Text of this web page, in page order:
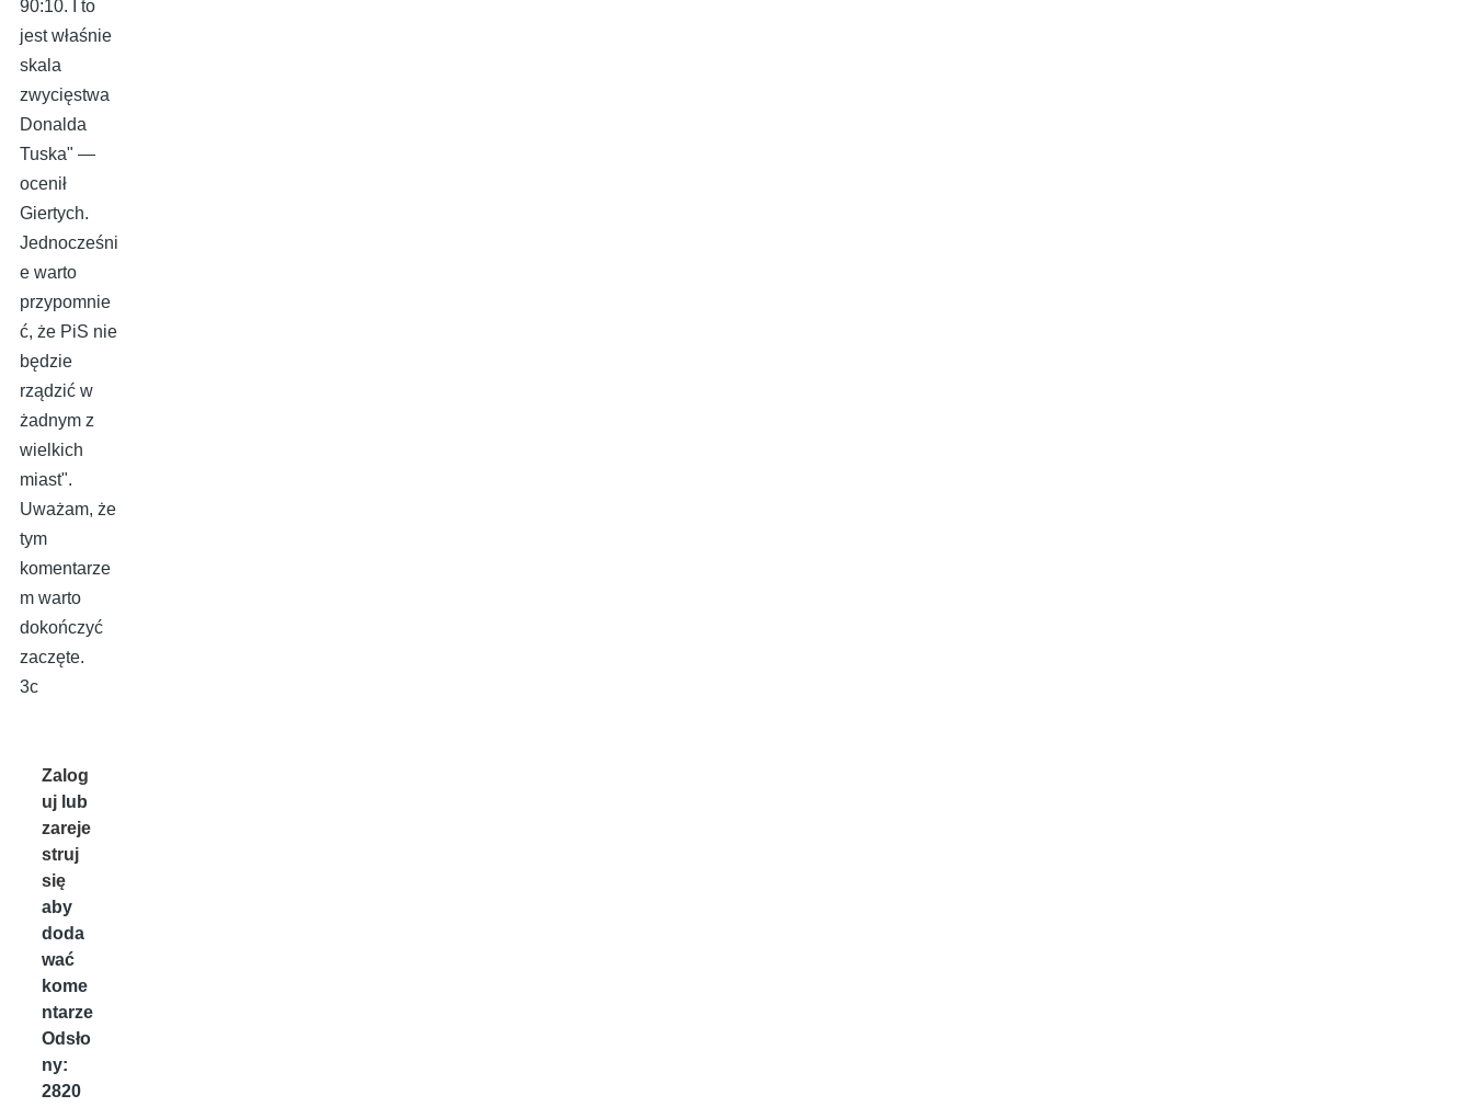
90:10. I to
jest właśnie
skala
zwycięstwa
Donalda
Tuska" —
ocenił
Giertych.
Jednocześni
e warto
przypomnie
ć, że PiS nie
będzie
rządzić w
żadnym z
wielkich
miast".
Uważam, że
tym
komentarze
m warto
dokończyć
zaczęte.
3c
Zalog
uj lub
zareje
struj
się
aby
doda
wać
kome
ntarze
Odsło
ny:
2820